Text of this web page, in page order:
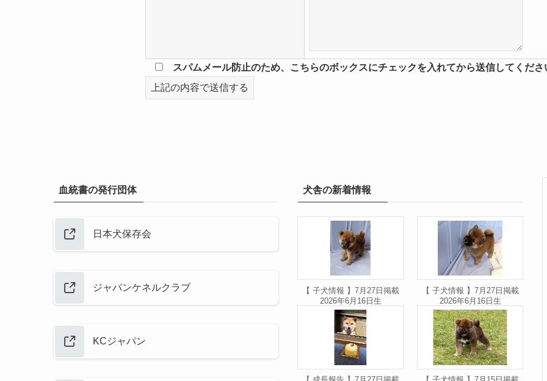
スパムメール防止のため、こちらのボックスにチェックを入れてから送信してくださ
血統書の発行団体
日本犬保存会
ジャパンケネルクラブ
KCジャパン
犬舎の新着情報
【 子犬情報 】7月27日掲載
2026年6月16日生
【 子犬情報 】7月27日掲載
2026年6月16日生